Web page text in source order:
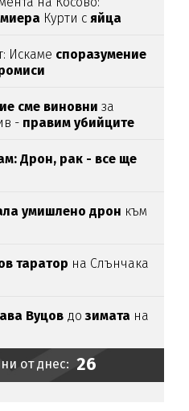
Курти сяйца
Искаме споразумение
сме виновниза
- правим убийците
Дрон, рак - все ще
умишлено дрон към
таратор на Слънчака
Вуцов дозимата на
от днес: 26